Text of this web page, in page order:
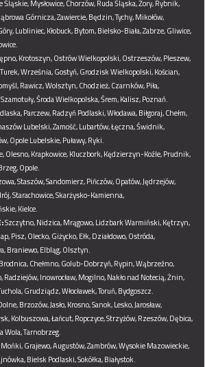
Śląskie,Mysłowice,Chorzów,Ruda Śląska,Żory,Rybnik,
Górnicza,Zawiercie,Będzin,Tychy,Mikołów,
Lubliniec,Kłobuck,Bytom,Bielsko-Biała,Zabrze,Gliwice,
Krotoszyn,Ostrów Wielkopolski,Ostrzeszów,Pleszew,
Turek,Września,Gostyń,Grodzisk Wielkopolski,Kościan,
Rawicz,Wolsztyn,Chodzież,Czarnków,Piła,
Szamotuły,Środa Wielkopolska,Śrem,Kalisz,Poznań.
Parczew,Radzyń Podlaski,Włodawa,Biłgoraj,Chełm,
Lubelski,Zamość,Lubartów,Łęczna,Świdnik,
Opole Lubelskie,Puławy,Ryki.
Olesno,Krapkowice,Kluczbork,Kędzierzyn-Koźle,Prudnik,
Opole.
Staszów,Sandomierz,Pińczów,Opatów,Jędrzejów,
Starachowice,Skarżysko-Kamienna,
Kielce.
Szczytno,Nidzica,Mrągowo,Lidzbark Warmiński,Kętrzyn,
Pisz,Olecko,Giżycko,Ełk,Działdowo,Ostróda,
Braniewo,Elbląg,Olsztyn.
Brodnica,Chełmno,Golub-Dobrzyń,Rypin,Wąbrzeźno,
Radziejów,Inowrocław,Mogilno,Nakło nad Notecią,Żnin,
Grudziądz,Włocławek,Toruń,Bydgoszcz.
Brzozów,Jasło,Krosno,Sanok,Lesko,Jarosław,
Kolbuszowa,Łańcut,Ropczyce,Strzyżów,Rzeszów,Dębica,
Wola,Tarnobrzeg.
Mońki,Grajewo,Augustów,Zambrów,Wysokie Mazowieckie,
Bielsk Podlaski,Sokółka,Białystok.